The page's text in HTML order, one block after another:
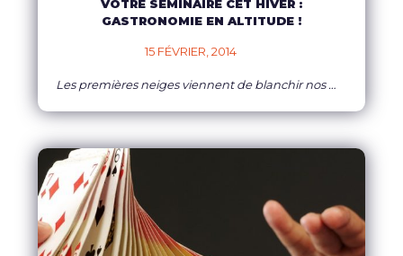
VOTRE SÉMINAIRE CET HIVER :
GASTRONOMIE EN ALTITUDE !
15 FÉVRIER, 2014
Les premières neiges viennent de blanchir nos montagnes et ça tombe plutôt bien puisque vous commencez à réfléchir à votre prochain séminaire en altitude !